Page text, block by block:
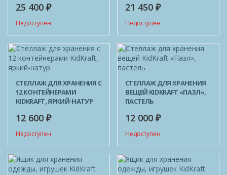
25 400 ₽
Недоступен
21 450 ₽
Недоступен
СТЕЛЛАЖ ДЛЯ ХРАНЕНИЯ С
12 КОНТЕЙНЕРАМИ
KIDKRAFT, ЯРКИЙ-НАТУР
12 600 ₽
Недоступен
СТЕЛЛАЖ ДЛЯ ХРАНЕНИЯ
ВЕЩЕЙ KIDKRAFT «ПАЗЛ»,
ПАСТЕЛЬ
12 000 ₽
Недоступен